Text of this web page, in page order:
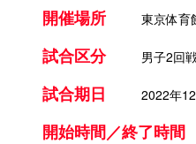
開催場所 東京体育
試合区分 男子2回
試合期日 2022年
開始時間／終了時間